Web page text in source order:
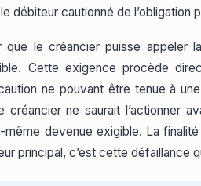
débiteur cautionné de l’obligation
que le créancier puisse appeler
Cette exigence procède
ne pouvant être tenue à
créancier ne saurait l’actionner
devenue exigible. La
principal, c’est cette défaillance